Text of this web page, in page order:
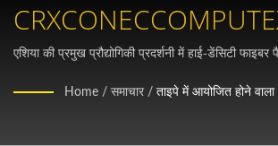
2024 में अगली पीढ़ी के
केबलिंग का प्रदर्शन किया
एशिया की प्रमुख प्रौद्योगिकी प्रदर्शनी में हाई-डेंसिटी
करें।
Home / समाचार / ताइपे में आयोजित होने